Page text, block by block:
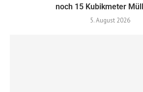
noch 15 Kubikmeter
5. August 2026